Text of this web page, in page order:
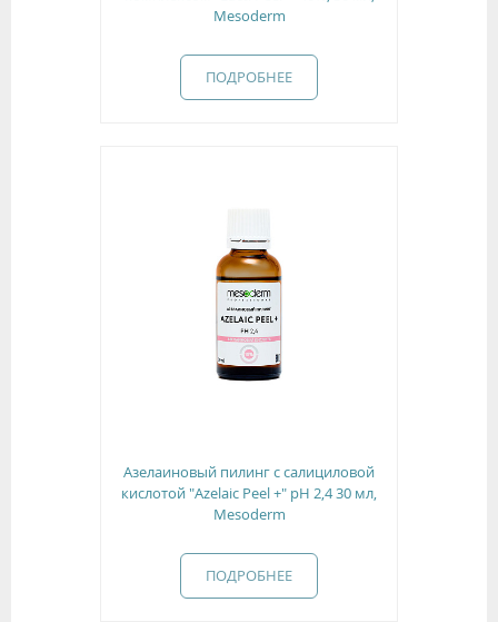
Mesoderm
ПОДРОБНЕЕ
Азелаиновый пилинг с салициловой
кислотой "Azelaic Peel +" рН 2,4 30 мл,
Mesoderm
ПОДРОБНЕЕ